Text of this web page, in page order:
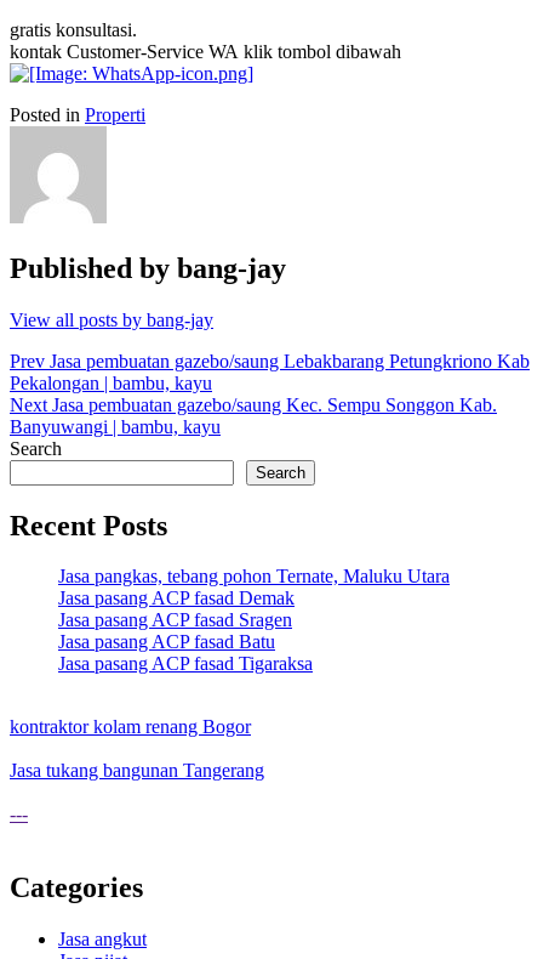
gratis konsultasi.
kontak Customer-Service WA klik tombol dibawah
Posted in Properti
Published by bang-jay
View all posts by bang-jay
Post
navigation
Prev Jasa pembuatan gazebo/saung Lebakbarang Petungkriono Kab
Pekalongan | bambu, kayu
Next Jasa pembuatan gazebo/saung Kec. Sempu Songgon Kab.
Banyuwangi | bambu, kayu
Search
Search
Recent Posts
Jasa pangkas, tebang pohon Ternate, Maluku Utara
Jasa pasang ACP fasad Demak
Jasa pasang ACP fasad Sragen
Jasa pasang ACP fasad Batu
Jasa pasang ACP fasad Tigaraksa
kontraktor kolam renang Bogor
Jasa tukang bangunan Tangerang
---
Categories
Jasa angkut